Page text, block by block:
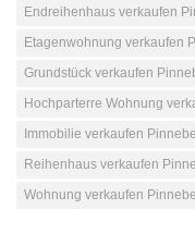
Endreihenhaus verkaufen
Etagenwohnung verkaufen
Grundstück verkaufen
Hochparterre Wohnung
Immobilie verkaufen
Reihenhaus verkaufen
Wohnung verkaufen